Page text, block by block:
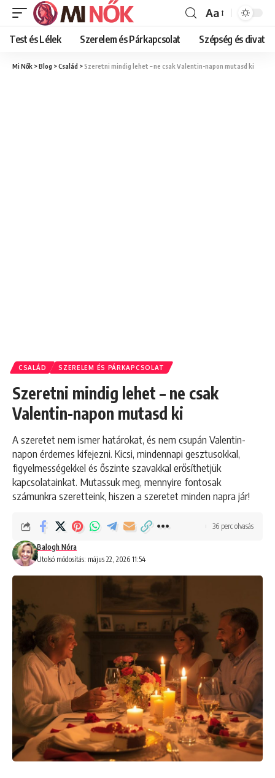
Font
Resizer
Aa
Test és Lélek Szerelem és Párkapcsolat Szépség és divat
Mi Nők >Blog >Család >Szeretni mindig lehet – ne csak Valentin-napon mutasd ki
CSALÁD SZERELEM ÉS PÁRKAPCSOLAT
Szeretni mindig lehet – ne csak
Valentin-napon mutasd ki
A szeretet nem ismer határokat, és nem csupán Valentin-
napon érdemes kifejezni. Kicsi, mindennapi gesztusokkal,
figyelmességekkel és őszinte szavakkal erősíthetjük
kapcsolatainkat. Mutassuk meg, mennyire fontosak
számunkra szeretteink, hiszen a szeretet minden napra jár!
Utolsó módosítás: május 22, 2026 11:54
Balogh Nóra
36 perc olvasás